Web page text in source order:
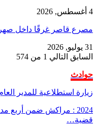
4 أغسطس, 2026
مصرع قاصر غرقًا داخل
31 يوليو, 2026
السابق التالي 1 من 574
حوادث
زيارة استطلاعية للمدير
قضية…